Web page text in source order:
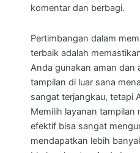
komentar dan berbagi.
Pertimbangan dalam
terbaik adalah
Anda gunakan aman dan
tampilan di luar sana
sangat terjangkau, tetapi
Memilih layanan tampilan
efektif bisa sangat
mendapatkan lebih